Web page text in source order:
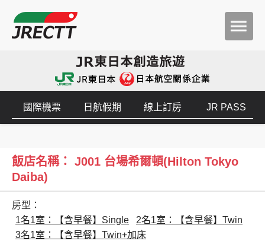
國際機票 日航假期 線上訂房 JR PASS
飯店名稱： J001 台場希爾頓(Hilton Tokyo
Daiba)
房型：
1名1室：【含早餐】Single
2名1室：【含早餐】Twin
3名1室：【含早餐】Twin+加床